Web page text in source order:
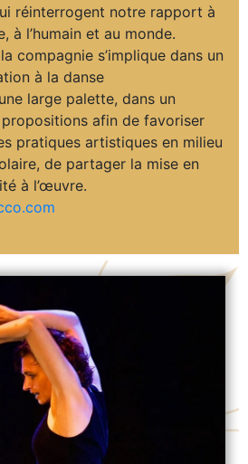
réinterrogent notre rapport à
à l’humain et au monde.
compagnie s’implique dans un
à la danse
large palette, dans un
afin de favoriser
pratiques artistiques en milieu
de partager la mise en
à l’œuvre.